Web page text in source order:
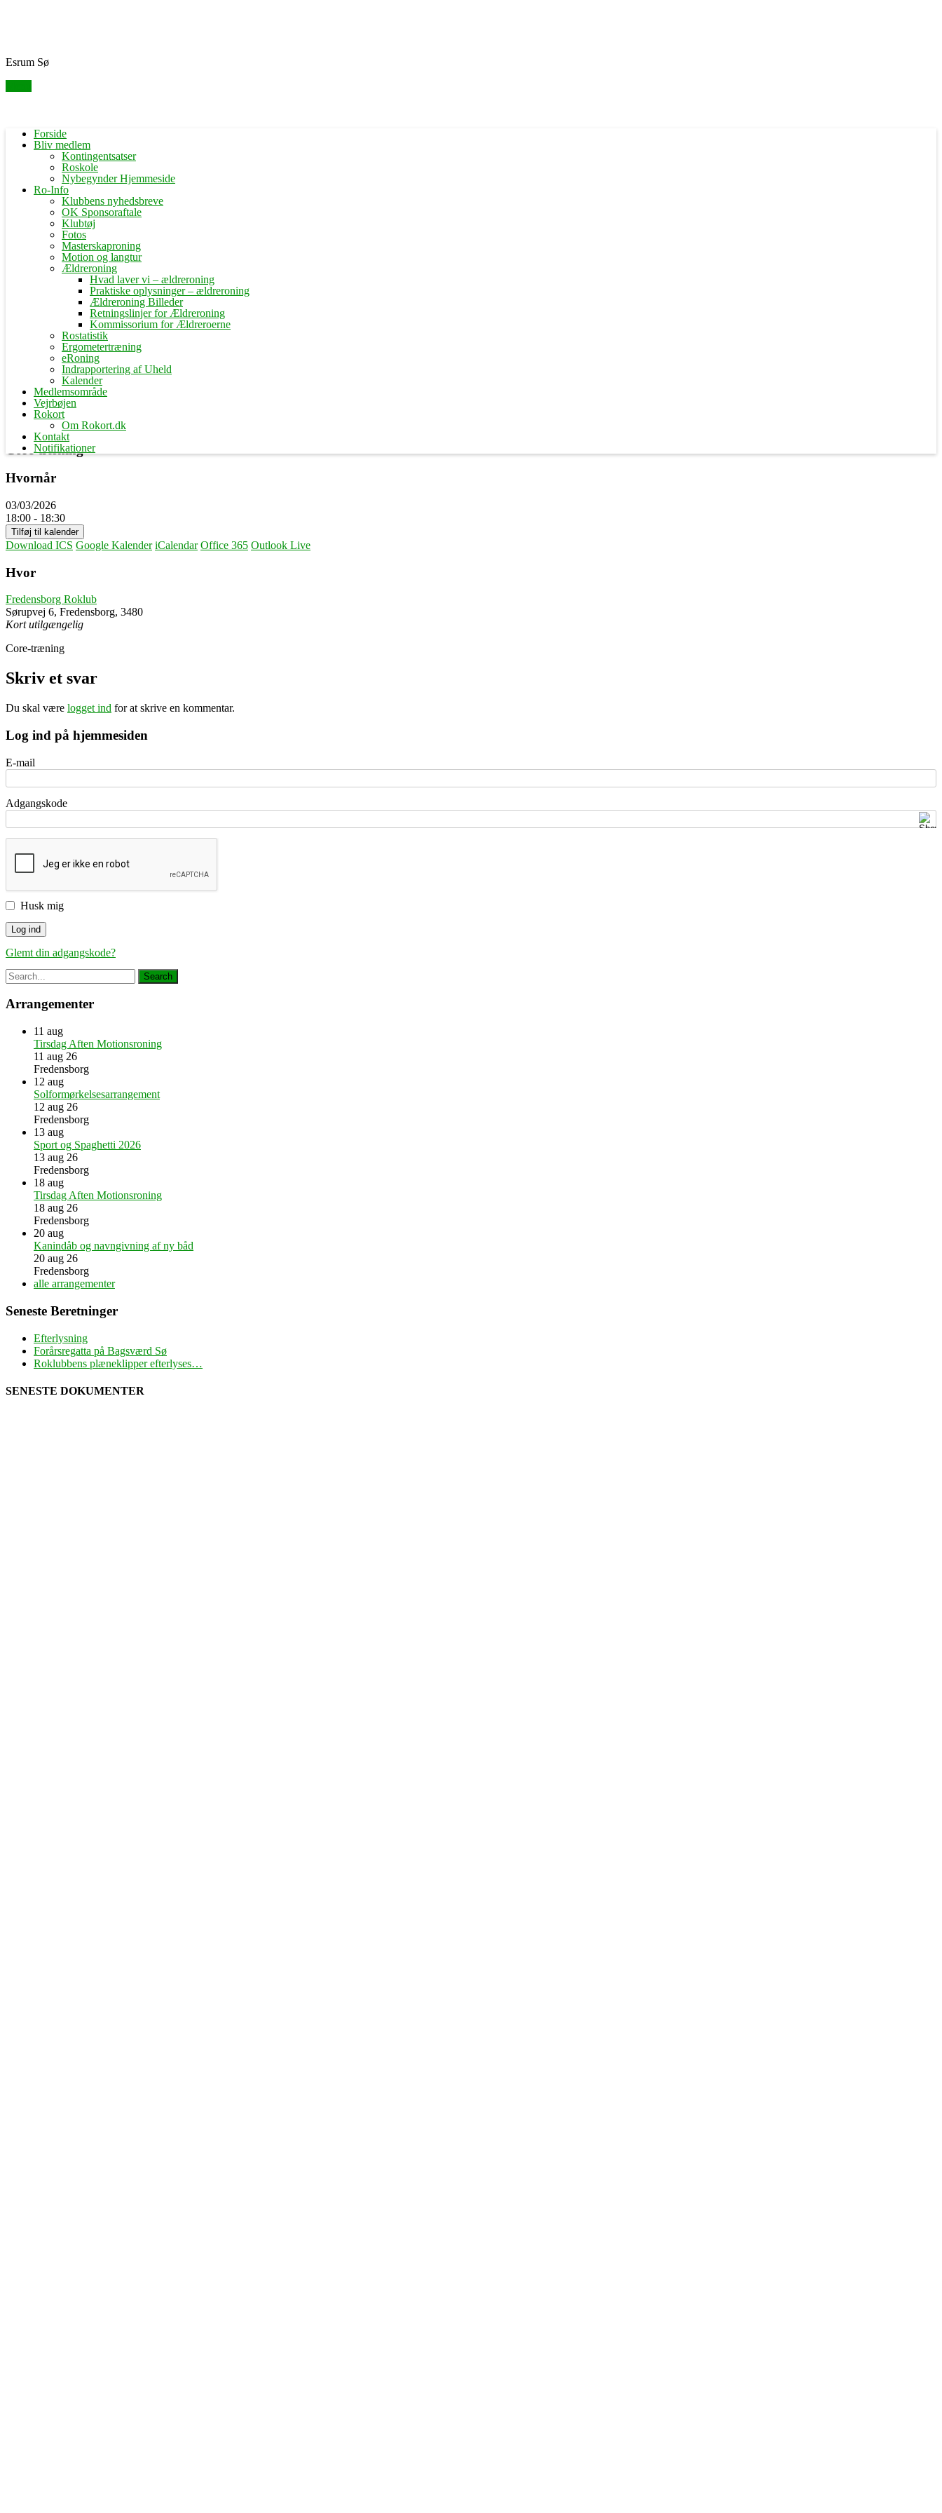
Esrum Sø
Forside
Bliv medlem
Kontingentsatser
Roskole
Nybegynder Hjemmeside
Ro-Info
Klubbens nyhedsbreve
OK Sponsoraftale
Klubtøj
Fotos
Masterskaproning
Motion og langtur
Ældreroning
Hvad laver vi – ældreroning
Praktiske oplysninger – ældreroning
Ældreroning Billeder
Retningslinjer for Ældreroning
Kommissorium for Ældreroerne
Rostatistik
Ergometertræning
eRoning
Indrapportering af Uheld
Kalender
Medlemsområde
Vejrbøjen
Rokort
Om Rokort.dk
Kontakt
Notifikationer
Core-træning
Hvornår
03/03/2026
18:00 - 18:30
Tilføj til kalender
Download ICS Google Kalender iCalendar Office 365 Outlook Live
Hvor
Fredensborg Roklub
Sørupvej 6, Fredensborg, 3480
Kort utilgængelig
Core-træning
Skriv et svar
Du skal være logget ind for at skrive en kommentar.
Log ind på hjemmesiden
E-mail
Adgangskode
Husk mig
Glemt din adgangskode?
Arrangementer
11 aug
Tirsdag Aften Motionsroning
11 aug 26
Fredensborg
12 aug
Solformørkelsesarrangement
12 aug 26
Fredensborg
13 aug
Sport og Spaghetti 2026
13 aug 26
Fredensborg
18 aug
Tirsdag Aften Motionsroning
18 aug 26
Fredensborg
20 aug
Kanindåb og navngivning af ny båd
20 aug 26
Fredensborg
alle arrangementer
Seneste Beretninger
Efterlysning
Forårsregatta på Bagsværd Sø
Roklubbens plæneklipper efterlyses…
SENESTE DOKUMENTER